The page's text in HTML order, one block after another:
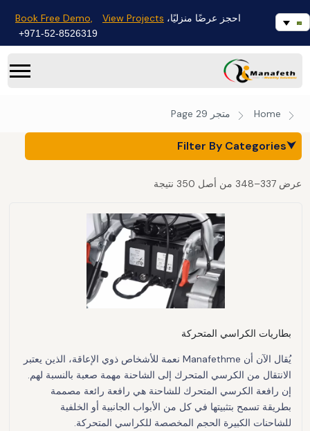
احجز عرضًا منزليًا، Book Free Demo, View Projects
971-52-8526319+
Home متجر
Filter By Categories⮟
عرض 337–348 من أصل 350 نتيجة
بطاريات الكراسي المتحركة
يُقال الآن أن Manafethme نعمة للأشخاص ذوي الإعاقة، الذين يعتبر
الانتقال من الكرسي المتحرك إلى الشاحنة مهمة صعبة بالنسبة لهم.
إن رافعة الكرسي المتحرك للشاحنة هي رافعة رائعة مصممة
بطريقة تسمح بتثبيتها في كل من الأبواب الجانبية أو الخلفية
للشاحنات الكبيرة الحجم المخصصة للكراسي المتحركة.